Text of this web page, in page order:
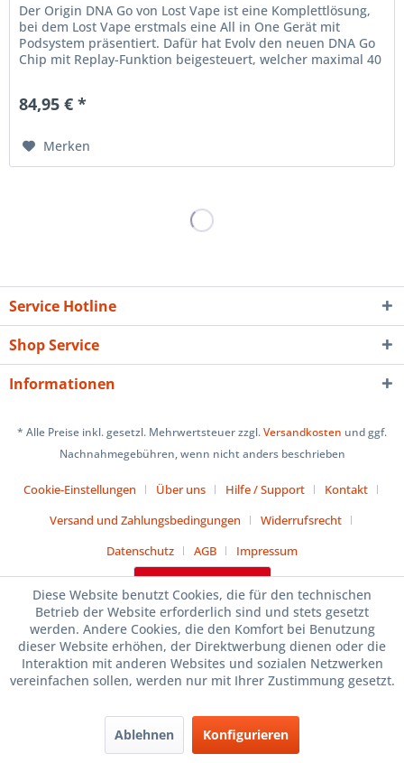
Der Origin DNA Go von Lost Vape ist eine Komplettlösung,
bei dem Lost Vape erstmals eine All in One Gerät mit
Podsystem präsentiert. Dafür hat Evolv den neuen DNA Go
Chip mit Replay-Funktion beigesteuert, welcher maximal 40
84,95 € *
Merken
Service Hotline
Shop Service
Informationen
* Alle Preise inkl. gesetzl. Mehrwertsteuer zzgl.Versandkosten und ggf.
Nachnahmegebühren, wenn nicht anders beschrieben
Cookie-Einstellungen Über uns Hilfe / Support
Kontakt
Versand und Zahlungsbedingungen
Widerrufsrecht
Datenschutz
AGB Impressum
Vertrag widerrufen
Realisiert mit Shopware
Diese Website benutzt Cookies, die für den technischen
Betrieb der Website erforderlich sind und stets gesetzt
werden. Andere Cookies, die den Komfort bei Benutzung
dieser Website erhöhen, der Direktwerbung dienen oder die
Interaktion mit anderen Websites und sozialen Netzwerken
vereinfachen sollen, werden nur mit Ihrer Zustimmung gesetzt.
Ablehnen Konfigurieren